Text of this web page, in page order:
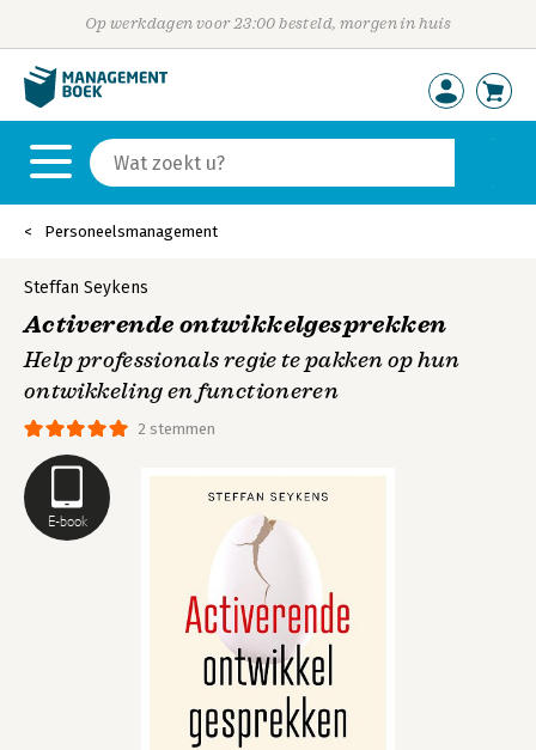
Op werkdagen voor 23:00 besteld, morgen in huis
Personeelsmanagement
E-book
2 stemmen
Steffan Seykens
Activerende ontwikkelgesprekken
Help professionals regie te pakken op hun
ontwikkeling en functioneren